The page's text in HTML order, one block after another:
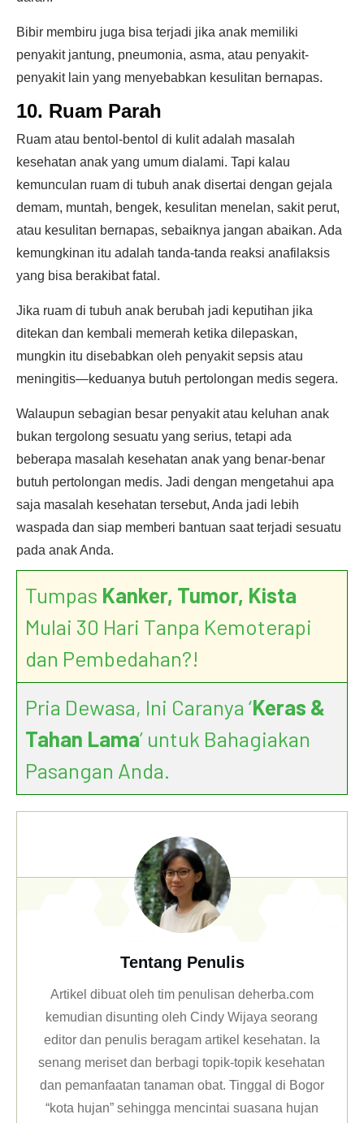
Bibir membiru juga bisa terjadi jika anak memiliki
penyakit jantung, pneumonia, asma, atau penyakit-
penyakit lain yang menyebabkan kesulitan bernapas.
10. Ruam Parah
Ruam atau bentol-bentol di kulit adalah masalah
kesehatan anak yang umum dialami. Tapi kalau
kemunculan ruam di tubuh anak disertai dengan gejala
demam, muntah, bengek, kesulitan menelan, sakit perut,
atau kesulitan bernapas, sebaiknya jangan abaikan. Ada
kemungkinan itu adalah tanda-tanda reaksi anafilaksis
yang bisa berakibat fatal.
Jika ruam di tubuh anak berubah jadi keputihan jika
ditekan dan kembali memerah ketika dilepaskan,
mungkin itu disebabkan oleh penyakit sepsis atau
meningitis—keduanya butuh pertolongan medis segera.
Walaupun sebagian besar penyakit atau keluhan anak
bukan tergolong sesuatu yang serius, tetapi ada
beberapa masalah kesehatan anak yang benar-benar
butuh pertolongan medis. Jadi dengan mengetahui apa
saja masalah kesehatan tersebut, Anda jadi lebih
waspada dan siap memberi bantuan saat terjadi sesuatu
pada anak Anda.
Tumpas Kanker, Tumor, Kista
Mulai 30 Hari Tanpa Kemoterapi
dan Pembedahan?!
Pria Dewasa, Ini Caranya ‘Keras &
Tahan Lama’ untuk Bahagiakan
Pasangan Anda.
Tentang Penulis
Artikel dibuat oleh tim penulisan deherba.com
kemudian disunting oleh Cindy Wijaya seorang
editor dan penulis beragam artikel kesehatan. Ia
senang meriset dan berbagi topik-topik kesehatan
dan pemanfaatan tanaman obat. Tinggal di Bogor
“kota hujan” sehingga mencintai suasana hujan